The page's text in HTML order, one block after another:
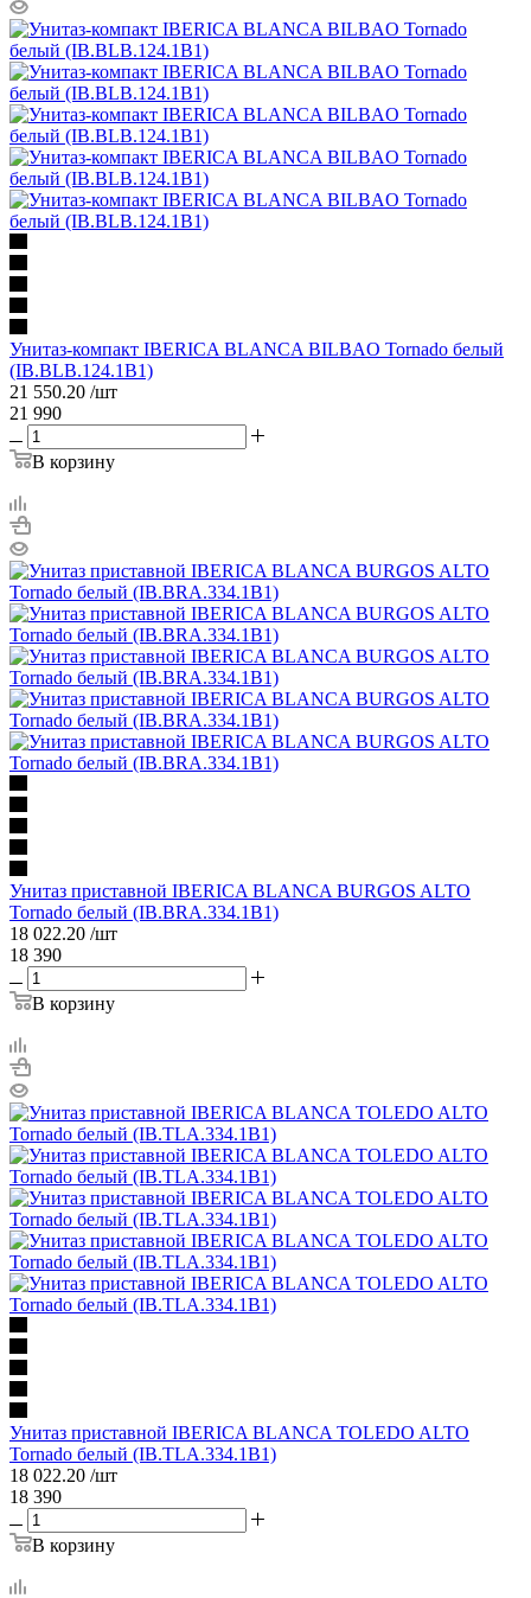
Унитаз-компакт IBERICA BLANCA BILBAO Tornado белый
(IB.BLB.124.1B1)
21 550.20 /шт
21 990
В корзину
Унитаз приставной IBERICA BLANCA BURGOS ALTO
Tornado белый (IB.BRA.334.1B1)
18 022.20 /шт
18 390
В корзину
Унитаз приставной IBERICA BLANCA TOLEDO ALTO
Tornado белый (IB.TLA.334.1B1)
18 022.20 /шт
18 390
В корзину